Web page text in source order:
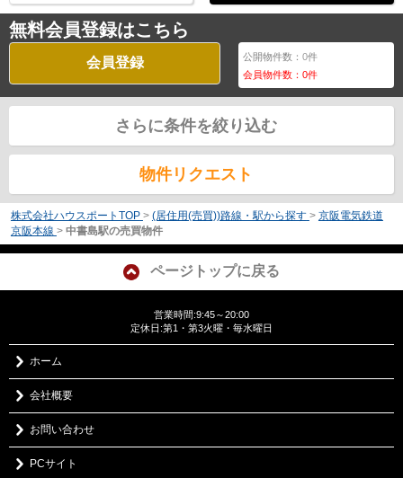
無料会員登録はこちら
会員登録 公開物件数：0件
会員物件数：0件
さらに条件を絞り込む
物件リクエスト
株式会社ハウスポートTOP > (居住用(売買))路線・駅から探す > 京阪電気鉄道
京阪本線 > 中書島駅の売買物件
ページトップに戻る
営業時間:9:45～20:00
定休日:第1・第3火曜・毎水曜日
ホーム
会社概要
お問い合わせ
PCサイト